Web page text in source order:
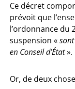
Ce décret
prévoit que
l’ordonnance du
suspension «
en Conseil d’État».
Or, de deux